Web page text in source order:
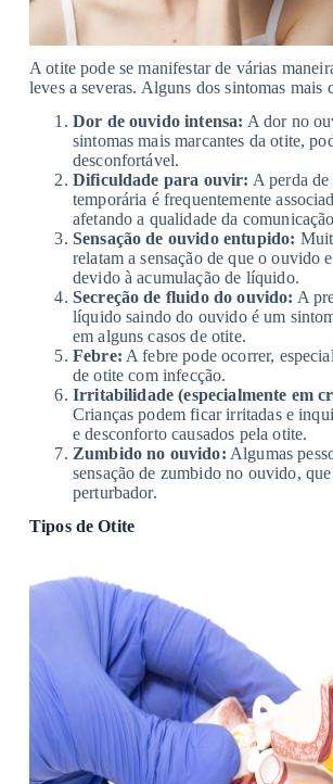
A otite pode se manifestar de várias
leves a severas. Alguns dos sintomas mais
Dor de ouvido intensa: A dor no
sintomas mais marcantes da otite,
desconfortável.
Dificuldade para ouvir: A perda
temporária é frequentemente
afetando a qualidade da
Sensação de ouvido entupido:
relatam a sensação de que o ouvido
devido à acumulação de líquido.
Secreção de fluido do ouvido: A
líquido saindo do ouvido é um
em alguns casos de otite.
Febre: A febre pode ocorrer,
de otite com infecção.
Irritabilidade (especialmente em
Crianças podem ficar irritadas e
e desconforto causados pela otite.
Zumbido no ouvido: Algumas
sensação de zumbido no ouvido,
perturbador.
Tipos de Otite